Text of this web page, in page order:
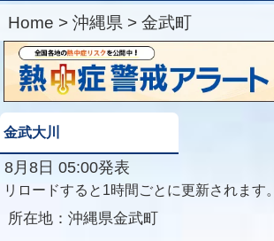
Home > 沖縄県 > 金武町
金武大川
8月8日 05:00発表
リロードすると1時間ごとに更新されます。
所在地： 沖縄県金武町